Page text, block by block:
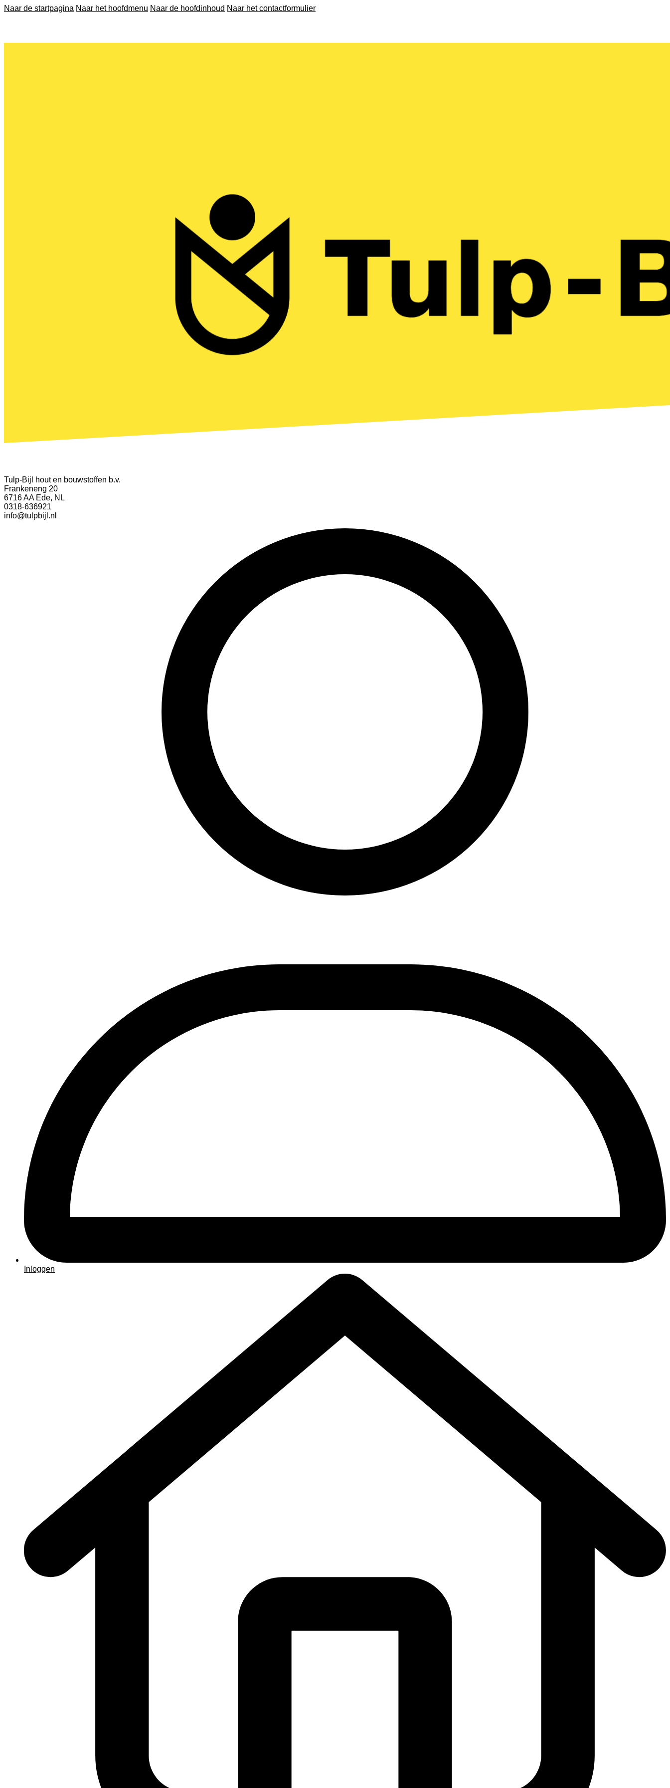
Naar de startpagina Naar het hoofdmenu Naar de hoofdinhoud Naar het contactformulier
Tulp-Bijl hout en bouwstoffen b.v.
Frankeneng 20
6716 AA Ede, NL
0318-636921
info@tulpbijl.nl
Inloggen